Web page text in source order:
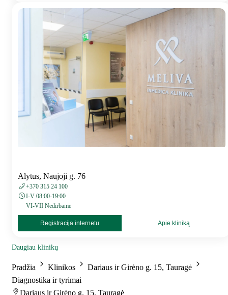
Alytus, Naujoji g. 76
+370 315 24 100
I-V 08:00-19:00
VI-VII Nedirbame
Registracija internetu Apie kliniką
Daugiau klinikų
Pradžia Klinikos
Dariaus ir Girėno g. 15, Tauragė
Diagnostika ir tyrimai
Dariaus ir Girėno g. 15, Tauragė